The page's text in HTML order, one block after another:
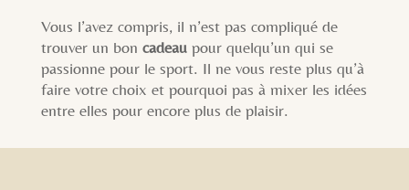
Vous l’avez compris, il n’est pas compliqué de
trouver un bon cadeaupour quelqu’un qui se
passionne pour le sport. Il ne vous reste plus qu’à
faire votre choix et pourquoi pas à mixer les idées
entre elles pour encore plus de plaisir.